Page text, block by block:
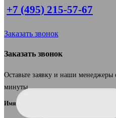
+7 (495) 215-57-67
Заказать звонок
Заказать звонок
Оставьте заявку и наши
минуты.
Имя